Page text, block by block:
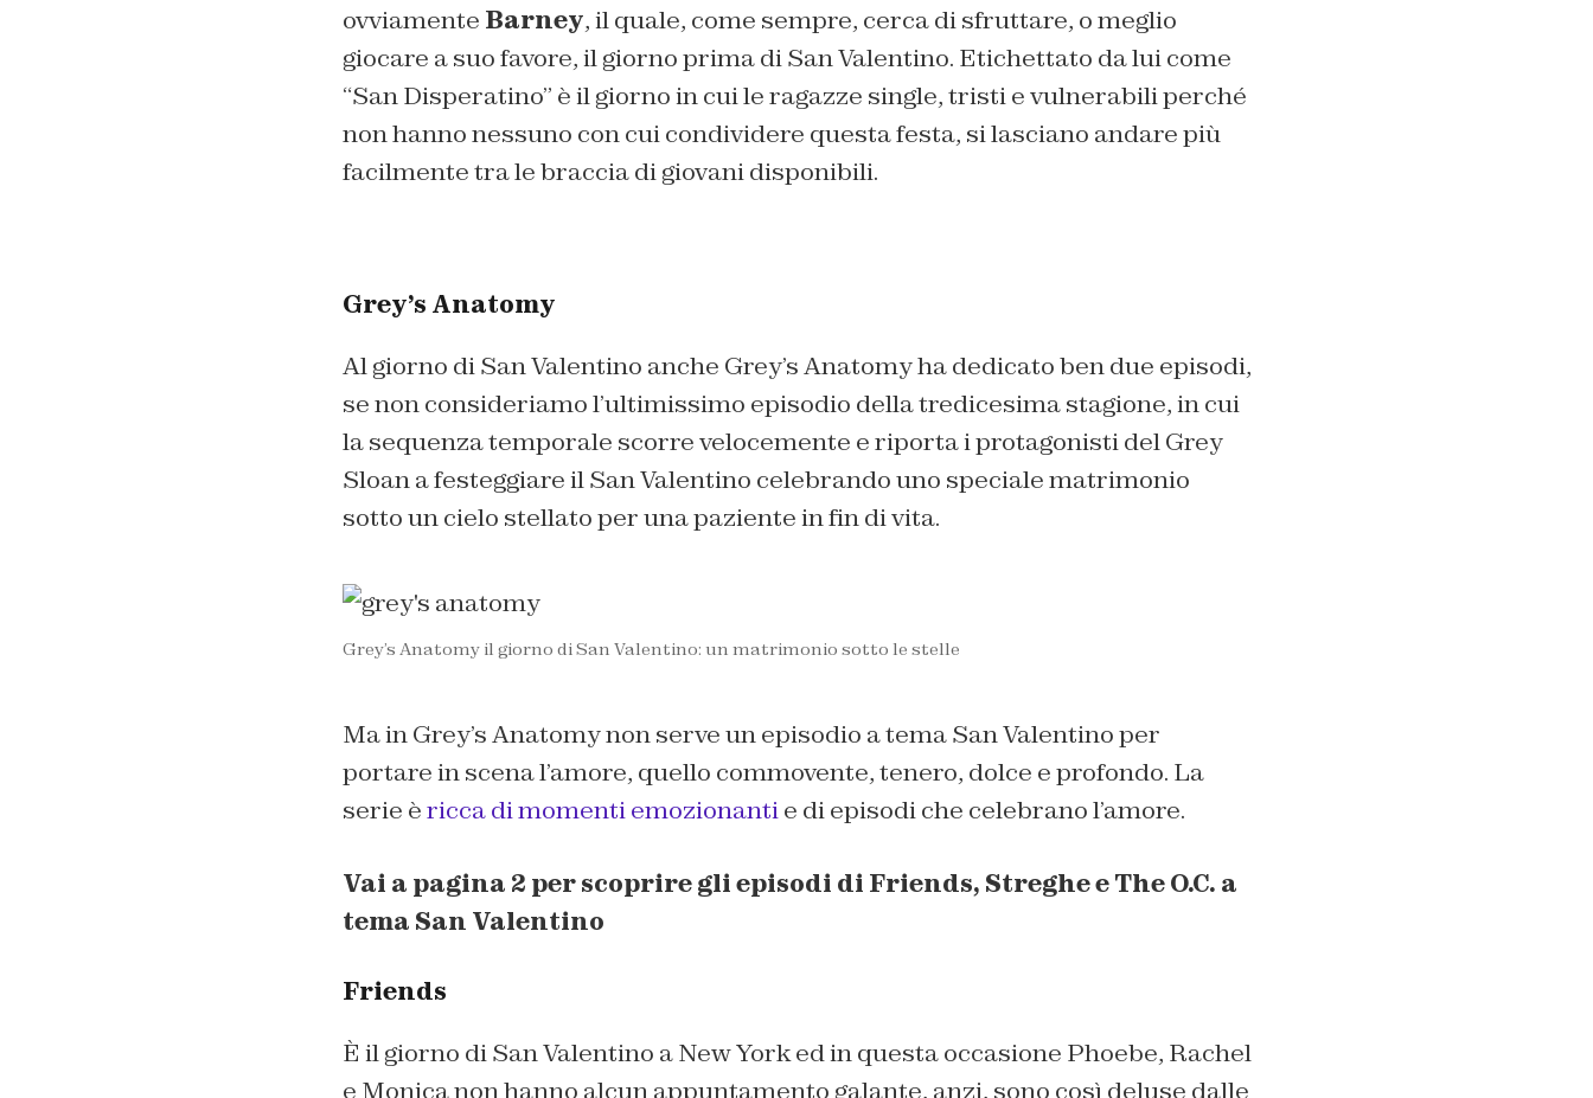
ovviamente Barney, il quale, come sempre, cerca di sfruttare, o meglio
giocare a suo favore, il giorno prima di San Valentino. Etichettato da lui come
“San Disperatino” è il giorno in cui le ragazze single, tristi e vulnerabili perché
non hanno nessuno con cui condividere questa festa, si lasciano andare più
facilmente tra le braccia di giovani disponibili.
Grey’s Anatomy
Al giorno di San Valentino anche Grey’s Anatomy ha dedicato ben due episodi,
se non consideriamo l’ultimissimo episodio della tredicesima stagione, in cui
la sequenza temporale scorre velocemente e riporta i protagonisti del Grey
Sloan a festeggiare il San Valentino celebrando uno speciale matrimonio
sotto un cielo stellato per una paziente in fin di vita.
Grey’s Anatomy il giorno di San Valentino: un matrimonio sotto le stelle
Ma in Grey’s Anatomy non serve un episodio a tema San Valentino per
portare in scena l’amore, quello commovente, tenero, dolce e profondo. La
serie èricca di momenti emozionantie di episodi che celebrano l’amore.
Vai a pagina 2 per scoprire gli episodi di Friends, Streghe e The O.C. a
tema San Valentino
Friends
È il giorno di San Valentino a New York ed in questa occasione Phoebe, Rachel
e Monica non hanno alcun appuntamento galante, anzi, sono così deluse dalle